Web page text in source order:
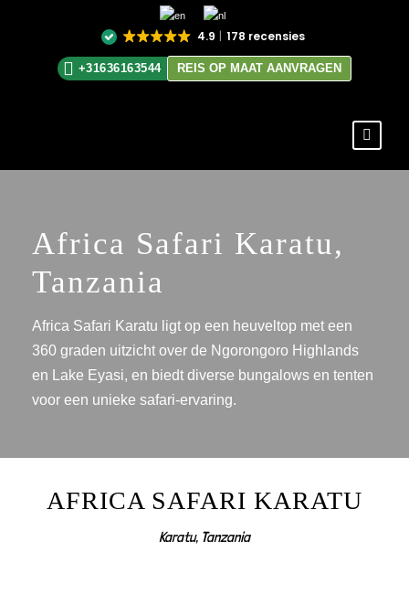
4.9 178 recensies
+31636163544 REIS OP MAAT AANVRAGEN
Africa Safari Karatu,
Tanzania
Africa Safari Karatu ligt op een heuveltop met een
360 graden uitzicht over de Ngorongoro Highlands
en Lake Eyasi, en biedt diverse bungalows en tenten
voor een unieke safari-ervaring.
AFRICA SAFARI KARATU
Karatu, Tanzania